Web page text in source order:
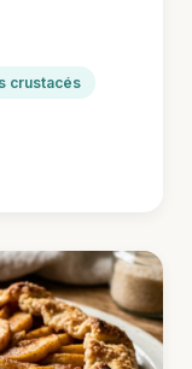
crustacés